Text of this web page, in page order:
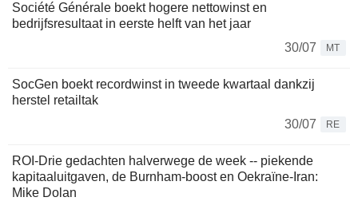
Société Générale boekt hogere nettowinst en
bedrijfsresultaat in eerste helft van het jaar
30/07
MT
SocGen boekt recordwinst in tweede kwartaal dankzij
herstel retailtak
30/07
RE
ROI-Drie gedachten halverwege de week -- piekende
kapitaaluitgaven, de Burnham-boost en Oekraïne-Iran:
Mike Dolan